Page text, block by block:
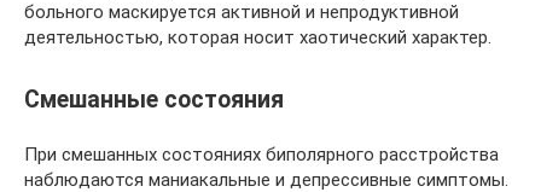
больного маскируется активной и непродуктивной
деятельностью, которая носит хаотический характер.
Смешанные состояния
При смешанных состояниях биполярного расстройства
наблюдаются маниакальные и депрессивные симптомы.